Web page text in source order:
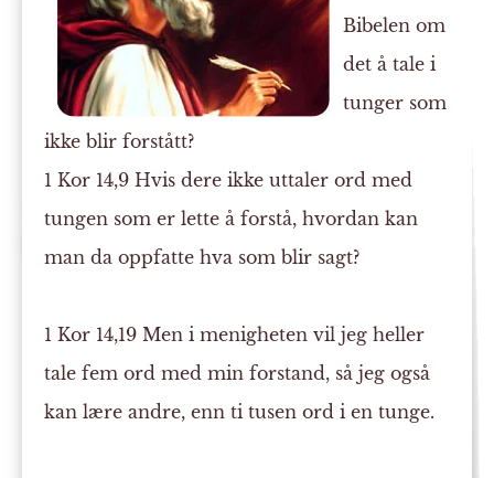
Bibelen om
det å tale i
tunger som
ikke blir forstått?
1 Kor 14,9 Hvis dere ikke uttaler ord med
tungen som er lette å forstå, hvordan kan
man da oppfatte hva som blir sagt?
1 Kor 14,19 Men i menigheten vil jeg heller
tale fem ord med min forstand, så jeg også
kan lære andre, enn ti tusen ord i en tunge.